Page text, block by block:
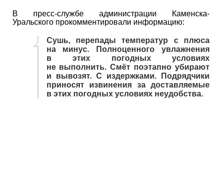
В пресс-службе администрации Каменска-
Уральского прокомментировали информацию:
Сушь, перепады температур с плюса
на минус. Полноценного увлажнения
в этих погодных условиях
не выполнить. Смёт поэтапно убирают
и вывозят. С издержками. Подрядчики
приносят извинения за доставляемые
в этих погодных условиях неудобства.